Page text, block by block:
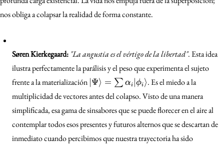
nos obliga a colapsar la realidad de forma constante.
Søren Kierkegaard: "La angustia es el vértigo de la libertad". Esta idea
ilustra perfectamente la parálisis y el peso que experimenta el sujeto
frente a la materialización |\Psi\rangle
= \sum
\alpha_i
|\phi_i\rangle
∣Ψ⟩ = ∑ αi ϕi⟩. Es el miedo a la
multiplicidad de vectores antes del colapso. Visto de una manera
simplificada, esa gama de sinsabores que se puede florecer en el aire al
contemplar todos esos presentes y futuros alternos que se descartan de
inmediato cuando percibimos que nuestra trayectoria ha sido